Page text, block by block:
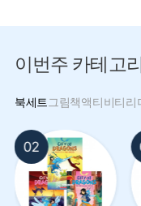
이번주 카테고
북세트 그림책액티비티리
03